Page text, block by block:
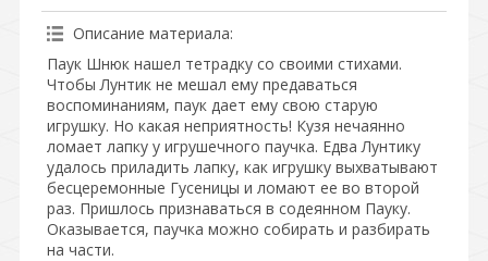
Описание материала:
Паук Шнюк нашел тетрадку со своими стихами.
Чтобы Лунтик не мешал ему предаваться
воспоминаниям, паук дает ему свою старую
игрушку. Но какая неприятность! Кузя нечаянно
ломает лапку у игрушечного паучка. Едва Лунтику
удалось приладить лапку, как игрушку выхватывают
бесцеремонные Гусеницы и ломают ее во второй
раз. Пришлось признаваться в содеянном Пауку.
Оказывается, паучка можно собирать и разбирать
на части.